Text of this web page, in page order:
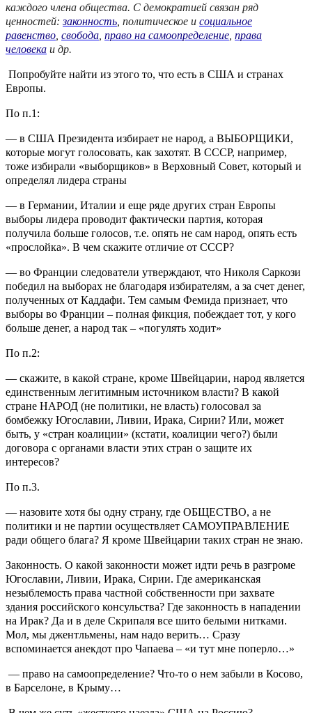
каждого члена общества. С демократией связан ряд
ценностей:законность , политическое и социальное
равенство свобода право на самоопределение права
человека и др.
Попробуйте найти из этого то, что есть в США и странах
Европы.
По п.1:
— в США Президента избирает не народ, а ВЫБОРЩИКИ,
которые могут голосовать, как захотят. В СССР, например,
тоже избирали «выборщиков» в Верховный Совет, который и
определял лидера страны
— в Германии, Италии и еще ряде других стран Европы
выборы лидера проводит фактически партия, которая
получила больше голосов, т.е. опять не сам народ, опять есть
«прослойка». В чем скажите отличие от СССР?
— во Франции следователи утверждают, что Николя Саркози
победил на выборах не благодаря избирателям, а за счет денег,
полученных от Каддафи. Тем самым Фемида признает, что
выборы во Франции – полная фикция, побеждает тот, у кого
больше денег, а народ так – «погулять ходит»
По п.2:
— скажите, в какой стране, кроме Швейцарии, народ является
единственным легитимным источником власти? В какой
стране НАРОД (не политики, не власть) голосовал за
бомбежку Югославии, Ливии, Ирака, Сирии? Или, может
быть, у «стран коалиции» (кстати, коалиции чего?) были
договора с органами власти этих стран о защите их
интересов?
По п.3.
— назовите хотя бы одну страну, где ОБЩЕСТВО, а не
политики и не партии осуществляет САМОУПРАВЛЕНИЕ
ради общего блага? Я кроме Швейцарии таких стран не знаю.
Законность. О какой законности может идти речь в разгроме
Югославии, Ливии, Ирака, Сирии. Где американская
незыблемость права частной собственности при захвате
здания российского консульства? Где законность в нападении
на Ирак? Да и в деле Скрипаля все шито белыми нитками.
Мол, мы джентльмены, нам надо верить… Сразу
вспоминается анекдот про Чапаева – «и тут мне поперло…»
— право на самоопределение? Что-то о нем забыли в Косово,
в Барселоне, в Крыму…